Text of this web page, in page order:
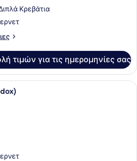
Κρεβάτια
τιμών για τις ημερομηνίες σας
Ένα σύγχρονο δωμάτιο